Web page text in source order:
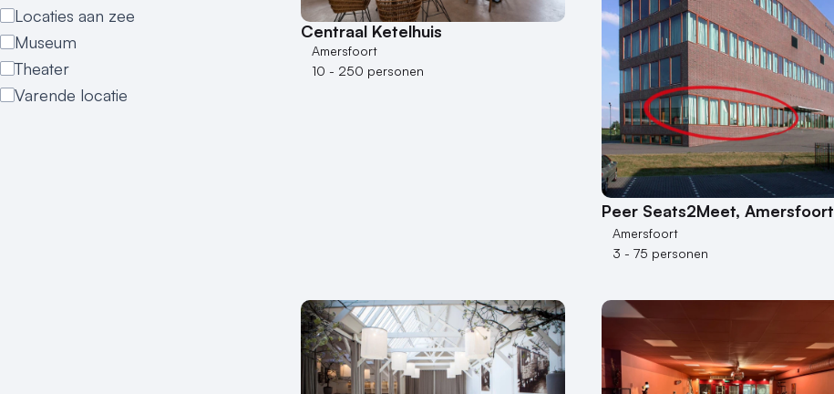
Locaties aan zee
Museum
Theater
Varende locatie
Centraal Ketelhuis
Amersfoort
10 - 250 personen
Peer Seats2Meet, Amersfoort
Amersfoort
3 - 75 personen